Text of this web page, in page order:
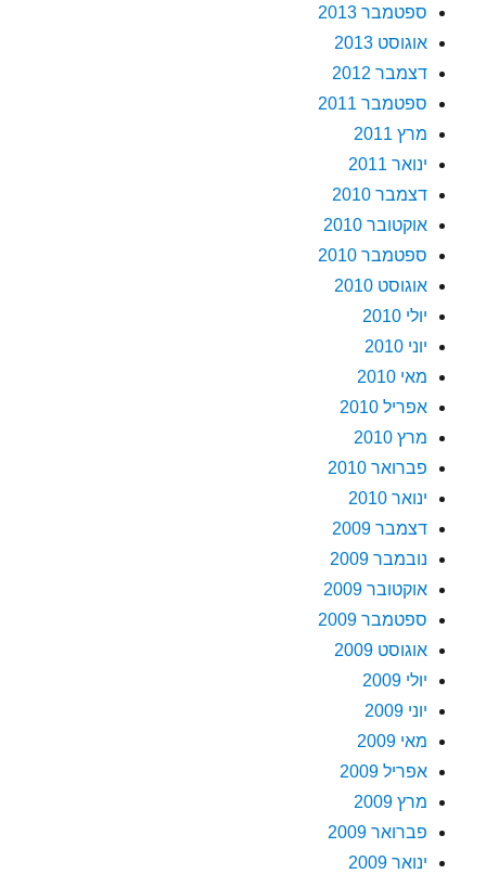
ספטמבר 2013
אוגוסט 2013
דצמבר 2012
ספטמבר 2011
מרץ 2011
ינואר 2011
דצמבר 2010
אוקטובר 2010
ספטמבר 2010
אוגוסט 2010
יולי 2010
יוני 2010
מאי 2010
אפריל 2010
מרץ 2010
פברואר 2010
ינואר 2010
דצמבר 2009
נובמבר 2009
אוקטובר 2009
ספטמבר 2009
אוגוסט 2009
יולי 2009
יוני 2009
מאי 2009
אפריל 2009
מרץ 2009
פברואר 2009
ינואר 2009